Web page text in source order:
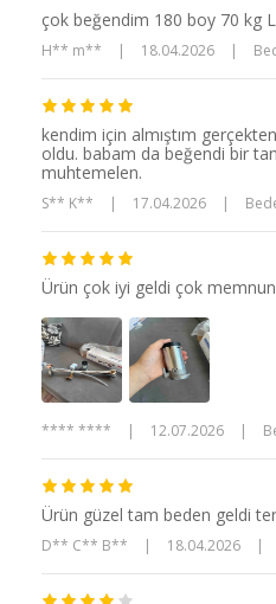
çok beğendim 180 boy 70 kg
H** m** | 18.04.2026 |
kendim için almıştım
oldu. babam da beğendi bir
muhtemelen.
S** K** | 17.04.2026 |
Ürün çok iyi geldi çok
**** **** | 12.07.2026 |
Ürün güzel tam beden geldi
D** C** B** | 18.04.2026 |